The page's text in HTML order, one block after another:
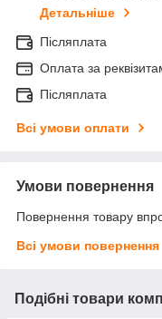
Детальніше
Післяплата
Оплата за
Післяплата
Всі умови оплати
Умови повернення
Повернення товару
Всі умови повернення
Подібні товари